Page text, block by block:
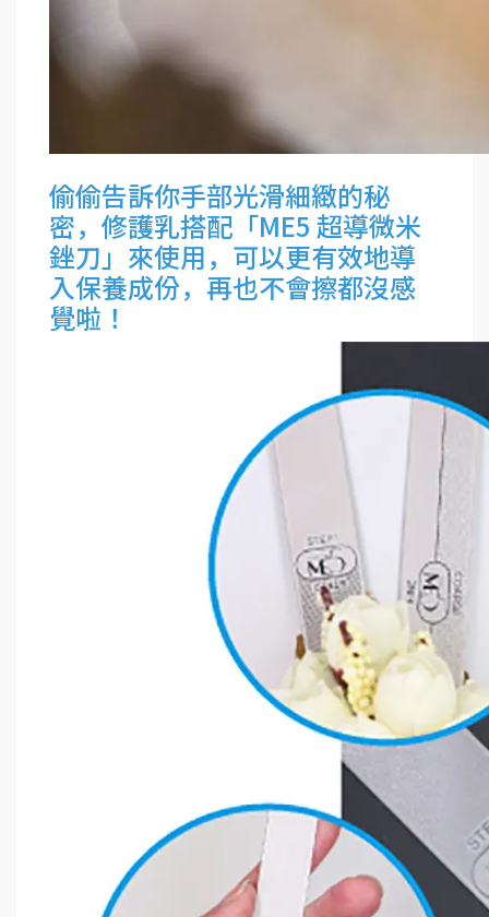
偷偷告訴你手部光滑細緻的秘
密，修護乳搭配「ME5 超導微米
銼刀」來使用，可以更有效地導
入保養成份，再也不會擦都沒感
覺啦！